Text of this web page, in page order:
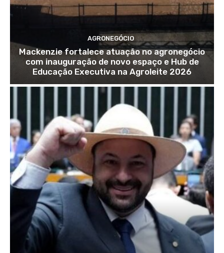
AGRONEGÓCIO
Mackenzie fortalece atuação no agronegócio
com inauguração de novo espaço e Hub de
Educação Executiva na Agroleite 2026